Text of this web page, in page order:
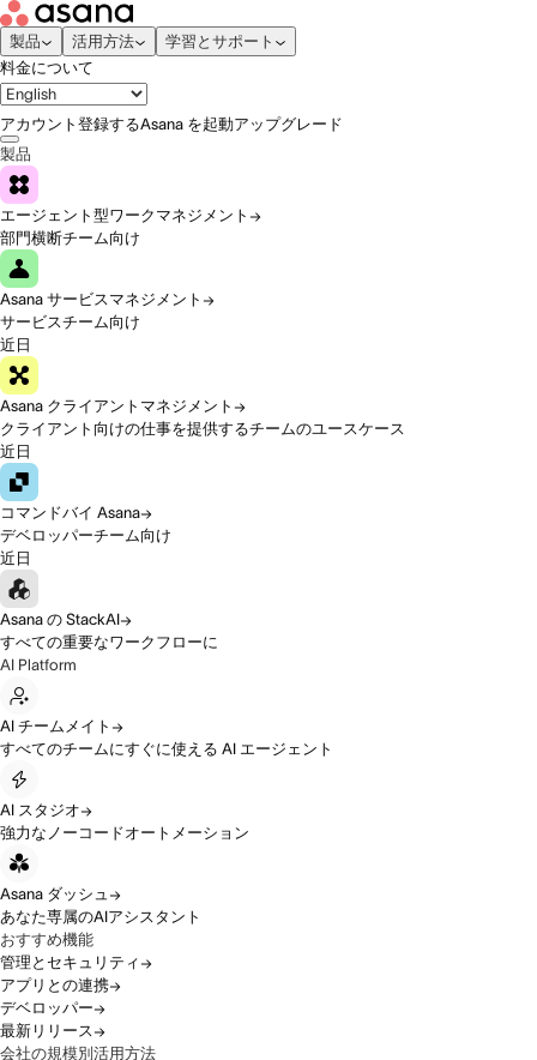
製品 活用方法
学習とサポート
料金について
アカウント登録するAsana を起動アップグレード
製品
エージェント型ワークマネジメント
部門横断チーム向け
Asana サービスマネジメント
サービスチーム向け
近日
Asana クライアントマネジメント
クライアント向けの仕事を提供するチームのユースケース
近日
コマンドバイ Asana
デベロッパーチーム向け
近日
Asana の StackAI
すべての重要なワークフローに
AI Platform
AI チームメイト
すべてのチームにすぐに使える AI エージェント
AI スタジオ
強力なノーコードオートメーション
Asana ダッシュ
あなた専属のAIアシスタント
おすすめ機能
管理とセキュリティ
アプリとの連携
デベロッパー
最新リリース
会社の規模別活用方法